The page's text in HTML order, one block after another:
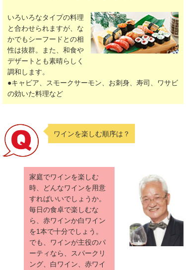
いろいろなタイプの料理
と合わせられますが、な
かでもシーフードとの相
性は抜群。また、和食や
デザートとも素晴らしく
調和します。
●キャビア、スモークサーモン、お刺身、寿司、ワサビ
の効いた料理など
ワインを楽しむ順序は？
家庭でワインを楽しむ
時、どんなワインを用意
すればいいでしょうか。
毎日の食卓で楽しむな
ら、赤ワインか白ワイン
を1本で十分でしょう。
でも、ワインが主役のパ
ーティなら、スパークリ
ング、白ワイン、赤ワイ